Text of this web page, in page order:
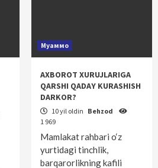
Муаммо
AXBOROT XURUJLARIGA
QARSHI QADAY KURASHISH
DARKOR?
10 yil oldin Behzod
1 969
Mamlakat rahbari o‘z
yurtidagi tinchlik,
barqarorlikning kafili